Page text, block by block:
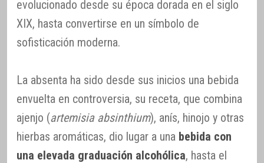
evolucionado desde su época dorada en el siglo
XIX, hasta convertirse en un símbolo de
sofisticación moderna.
La absenta ha sido desde sus inicios una bebida
envuelta en controversia, su receta, que combina
ajenjo (artemisia absinthium), anís, hinojo y otras
hierbas aromáticas, dio lugar a una bebida con
una elevada graduación alcohólica, hasta el